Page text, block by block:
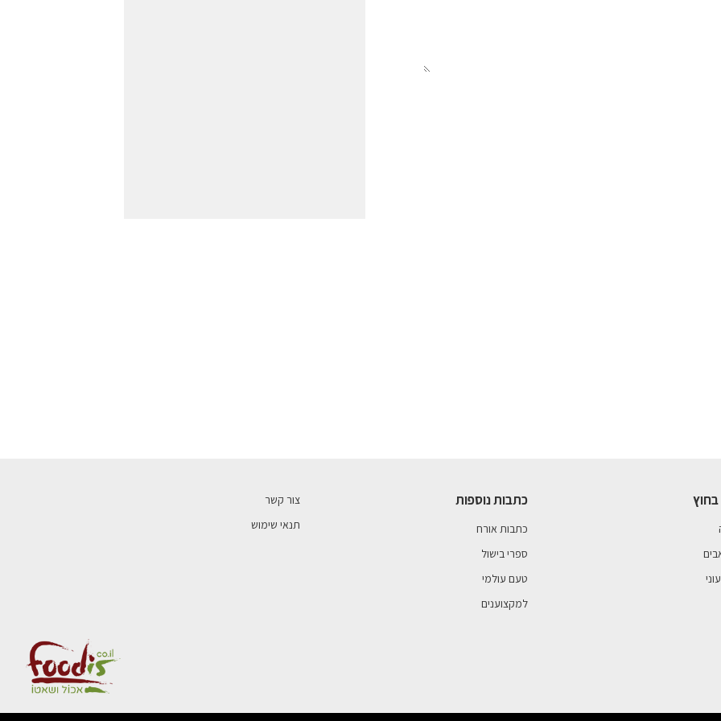
כתבות נוספות
כתבות אורח
ספרי בישול
טעם עולמי
למקצוענים
צור קשר
תנאי שימוש